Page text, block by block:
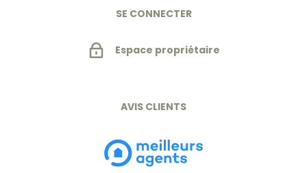
SE CONNECTER
Espace propriétaire
AVIS CLIENTS